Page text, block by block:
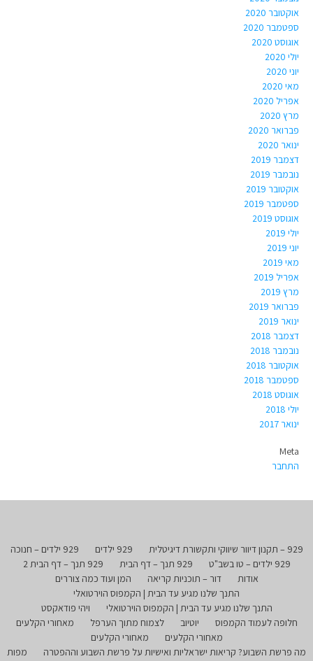
אוקטובר 2020
ספטמבר 2020
אוגוסט 2020
יולי 2020
יוני 2020
מאי 2020
אפריל 2020
מרץ 2020
פברואר 2020
ינואר 2020
דצמבר 2019
נובמבר 2019
אוקטובר 2019
ספטמבר 2019
אוגוסט 2019
יולי 2019
יוני 2019
מאי 2019
אפריל 2019
מרץ 2019
פברואר 2019
ינואר 2019
דצמבר 2018
נובמבר 2018
אוקטובר 2018
ספטמבר 2018
אוגוסט 2018
יולי 2018
ינואר 2017
Meta
התחבר
929 – תקנון דיוור שיווקי ותקשורת דיגיטלית 929 ילדים
929 ילדים – חנוכה
929 ילדים – טו בשב"ט
929 תנך – דף הבית
929 תנך – דף הבית 2
אודות
דור – תוכניות קריאה
המן ועוד כמה צוררים
התנך שלנו מגיע עד הבית | הקמפוס הוירטואלי
התנך שלנו מגיע עד הבית | הקמפוס הוירטואלי
ויהי פודאקסט
חלופה לעמוד הקמפוס
יוטיוב לצמוח מתוך הערפל
מאחורי הקלעים
מאחורי הקלעים
מאחורי הקלעים
מה פרשת השבוע? קריאות ישראליות ואישיות על פרשת השבוע וההפטרה
מפות